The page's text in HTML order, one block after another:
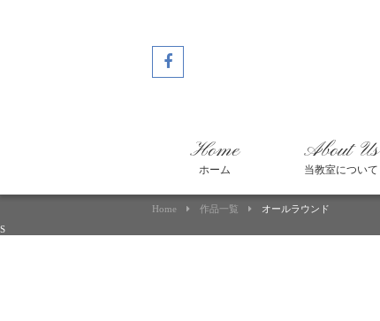
Home
ホーム
About Us
当教室について
Home 作品一覧 オールラウンド
S